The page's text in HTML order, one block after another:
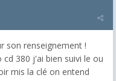
son renseignement !
380 j'ai bien suivi le ou
mis la clé on entend